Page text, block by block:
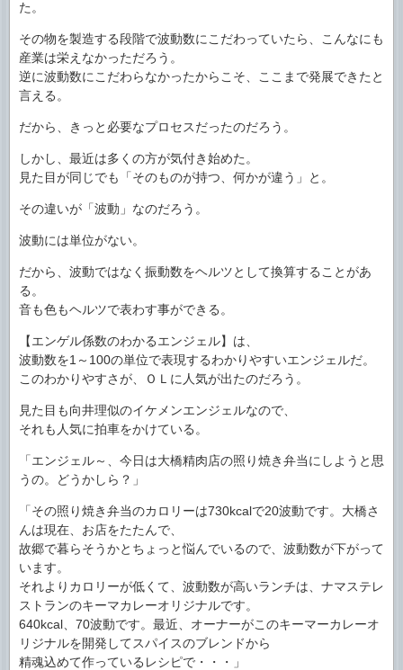
た。
その物を製造する段階で波動数にこだわっていたら、こんなにも
産業は栄えなかっただろう。
逆に波動数にこだわらなかったからこそ、ここまで発展できたと
言える。
だから、きっと必要なプロセスだったのだろう。
しかし、最近は多くの方が気付き始めた。
見た目が同じでも「そのものが持つ、何かが違う」と。
その違いが「波動」なのだろう。
波動には単位がない。
だから、波動ではなく振動数をヘルツとして換算することがあ
る。
音も色もヘルツで表わす事ができる。
【エンゲル係数のわかるエンジェル】は、
波動数を1～100の単位で表現するわかりやすいエンジェルだ。
このわかりやすさが、ＯＬに人気が出たのだろう。
見た目も向井理似のイケメンエンジェルなので、
それも人気に拍車をかけている。
「エンジェル～、今日は大橋精肉店の照り焼き弁当にしようと思
うの。どうかしら？」
「その照り焼き弁当のカロリーは730kcalで20波動です。大橋さ
んは現在、お店をたたんで、
故郷で暮らそうかとちょっと悩んでいるので、波動数が下がって
います。
それよりカロリーが低くて、波動数が高いランチは、ナマステレ
ストランのキーマカレーオリジナルです。
640kcal、70波動です。最近、オーナーがこのキーマーカレーオ
リジナルを開発してスパイスのブレンドから
精魂込めて作っているレシピで・・・」